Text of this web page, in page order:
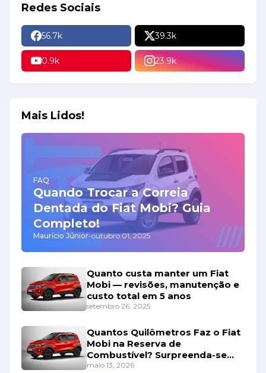
Redes Sociais
56.7k 39.3k
0.9k 23.9k
Mais Lidos!
FAQ
Quando Trocar a Correia
Dentada do Fiat Mobi? Guia
Completo!
Maurício Júnior-outubro 01, 2025
Quanto custa manter um Fiat
Mobi — revisões, manutenção e
custo total em 5 anos
setembro 26, 2025
Quantos Quilômetros Faz o Fiat
Mobi na Reserva de
Combustível? Surpreenda-se
Com os Números!
maio 13, 2026